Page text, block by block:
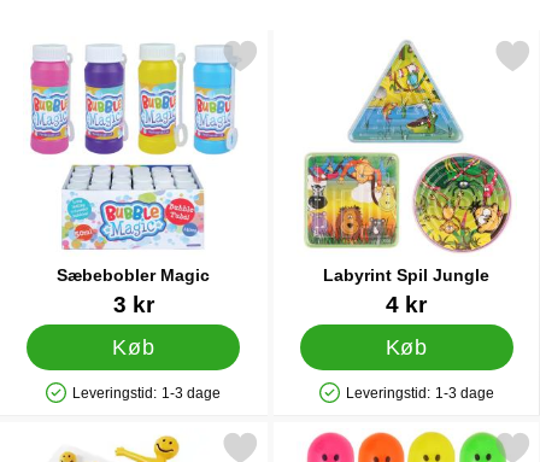
Sæbebobler Magic
Varenr 124373 kr
Køb
Produkttilgængelighed: På lager
Leveringstid: 1-3 dage
Markér sæbebobler Magic som favorit
Labyrint Spil Jungle
Varenr 124804 kr
Køb
Produkttilgængelighed: På lager
Leveringstid: 1-3 dage
Markér labyrint Spil
Markér gummi Mand Mini som favoritMarkér mini